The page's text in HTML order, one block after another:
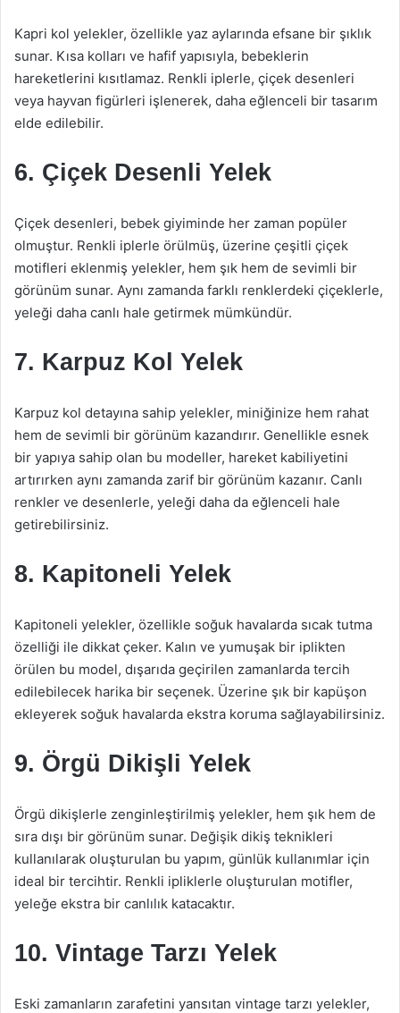
Kapri kol yelekler, özellikle yaz aylarında efsane bir şıklık
sunar. Kısa kolları ve hafif yapısıyla, bebeklerin
hareketlerini kısıtlamaz. Renkli iplerle, çiçek desenleri
veya hayvan figürleri işlenerek, daha eğlenceli bir tasarım
elde edilebilir.
6. Çiçek Desenli Yelek
Çiçek desenleri, bebek giyiminde her zaman popüler
olmuştur. Renkli iplerle örülmüş, üzerine çeşitli çiçek
motifleri eklenmiş yelekler, hem şık hem de sevimli bir
görünüm sunar. Aynı zamanda farklı renklerdeki çiçeklerle,
yeleği daha canlı hale getirmek mümkündür.
7. Karpuz Kol Yelek
Karpuz kol detayına sahip yelekler, miniğinize hem rahat
hem de sevimli bir görünüm kazandırır. Genellikle esnek
bir yapıya sahip olan bu modeller, hareket kabiliyetini
artırırken aynı zamanda zarif bir görünüm kazanır. Canlı
renkler ve desenlerle, yeleği daha da eğlenceli hale
getirebilirsiniz.
8. Kapitoneli Yelek
Kapitoneli yelekler, özellikle soğuk havalarda sıcak tutma
özelliği ile dikkat çeker. Kalın ve yumuşak bir iplikten
örülen bu model, dışarıda geçirilen zamanlarda tercih
edilebilecek harika bir seçenek. Üzerine şık bir kapüşon
ekleyerek soğuk havalarda ekstra koruma sağlayabilirsiniz.
9. Örgü Dikişli Yelek
Örgü dikişlerle zenginleştirilmiş yelekler, hem şık hem de
sıra dışı bir görünüm sunar. Değişik dikiş teknikleri
kullanılarak oluşturulan bu yapım, günlük kullanımlar için
ideal bir tercihtir. Renkli ipliklerle oluşturulan motifler,
yeleğe ekstra bir canlılık katacaktır.
10. Vintage Tarzı Yelek
Eski zamanların zarafetini yansıtan vintage tarzı yelekler,